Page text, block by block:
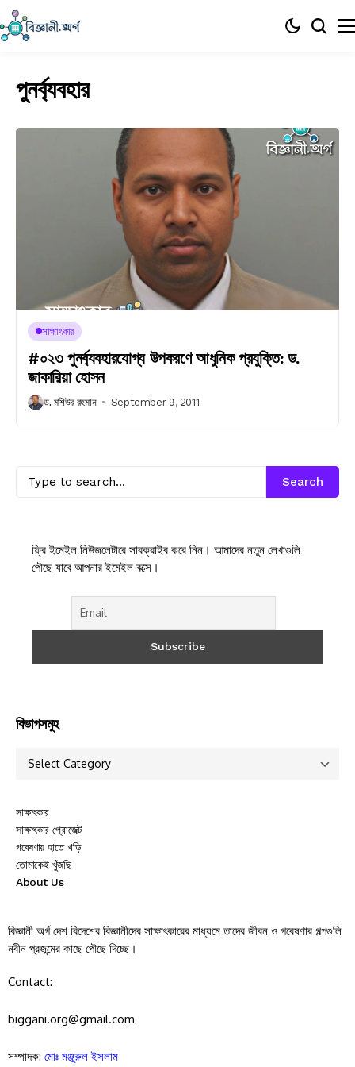
পুনর্ব্যবহার
সাক্ষাৎকার
#০২৩ পুনর্ব্যবহারযোগ্য উপকরণে আধুনিক প্রযুক্তি: ড.
জাকারিয়া হোসন
ড. মশিউর রহমান September 9, 2011
Search
ফ্রি ইমেইল নিউজলেটারে সাবক্রাইব করে নিন। আমাদের নতুন লেখাগুলি
পৌছে যাবে আপনার ইমেইল বক্সে।
বিভাগসমুহ
সাক্ষাৎকার
সাক্ষাৎকার প্রোজেক্ট
গবেষণায় হাতে খড়ি
তোমাকেই খুঁজছি
About Us
বিজ্ঞানী অর্গ দেশ বিদেশের বিজ্ঞানীদের সাক্ষাৎকারের মাধ্যমে তাদের জীবন ও গবেষণার গল্পগুলি
নবীন প্রজন্মের কাছে পৌছে দিচ্ছে।
Contact:
biggani.org@gmail.com
সম্পাদক: মোঃ মঞ্জুরুল ইসলাম